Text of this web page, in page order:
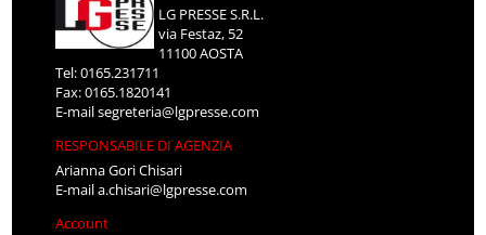
LG PRESSE S.R.L.
via Festaz, 52
11100 AOSTA
Tel: 0165.231711
Fax: 0165.1820141
E-mailsegreteria@lgpresse.com
RESPONSABILE DI AGENZIA
Arianna Gori Chisari
E-maila.chisari@lgpresse.com
Account